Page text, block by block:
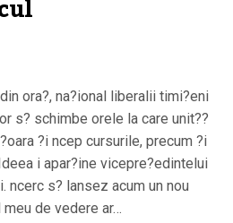
ora?, na?ional liberalii timi?eni
s? schimbe orele la care unit??
?i ncep cursurile, precum ?i
i apar?ine vicepre?edintelui
ncerc s? lansez acum un nou
de vedere ar…